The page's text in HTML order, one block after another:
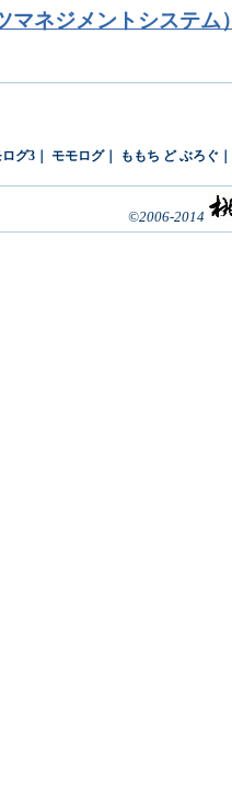
マネジメントシステム
グ3 モモログ｜ ももち ど ぶろぐ
©2006-2014